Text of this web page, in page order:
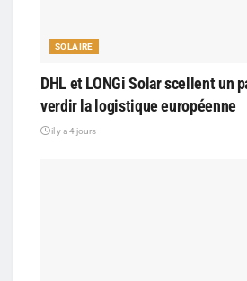
SOLAIRE
DHL et LONGi Solar scellent un
verdir la logistique européenne
il y a 4 jours